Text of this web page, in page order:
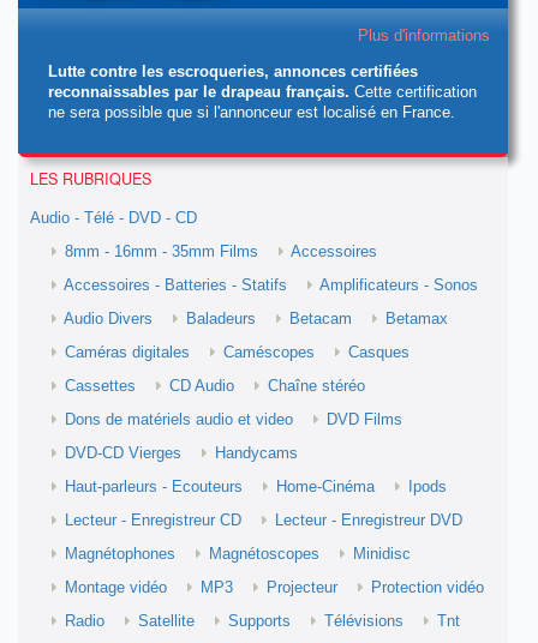
Plus d'informations
Lutte contre les escroqueries, annonces certifiées
reconnaissables par le drapeau français. Cette certification
ne sera possible que si l'annonceur est localisé en France.
LES RUBRIQUES
Audio - Télé - DVD - CD
8mm - 16mm - 35mm Films
Accessoires
Accessoires - Batteries - Statifs
Amplificateurs - Sonos
Audio Divers
Baladeurs Betacam
Betamax
Caméras digitales
Caméscopes
Casques
Cassettes
CD Audio
Chaîne stéréo
Dons de matériels audio et video
DVD Films
DVD-CD Vierges
Handycams
Haut-parleurs - Ecouteurs
Home-Cinéma
Ipods
Lecteur - Enregistreur CD
Lecteur - Enregistreur DVD
Magnétophones
Magnétoscopes
Minidisc
Montage vidéo
MP3 Projecteur
Protection vidéo
Radio
Satellite Supports Télévisions
Tnt